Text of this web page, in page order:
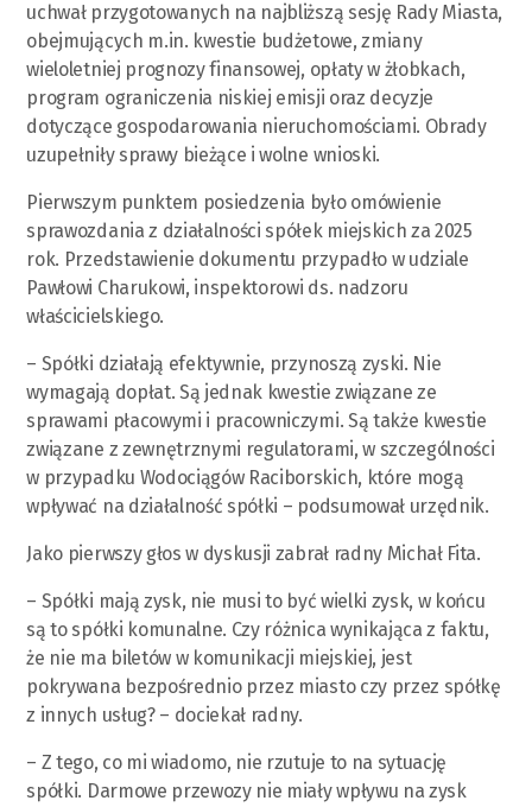
uchwał przygotowanych na najbliższą sesję Rady Miasta,
obejmujących m.in. kwestie budżetowe, zmiany
wieloletniej prognozy finansowej, opłaty w żłobkach,
program ograniczenia niskiej emisji oraz decyzje
dotyczące gospodarowania nieruchomościami. Obrady
uzupełniły sprawy bieżące i wolne wnioski.
Pierwszym punktem posiedzenia było omówienie
sprawozdania z działalności spółek miejskich za 2025
rok. Przedstawienie dokumentu przypadło w udziale
Pawłowi Charukowi, inspektorowi ds. nadzoru
właścicielskiego.
– Spółki działają efektywnie, przynoszą zyski. Nie
wymagają dopłat. Są jednak kwestie związane ze
sprawami płacowymi i pracowniczymi. Są także kwestie
związane z zewnętrznymi regulatorami, w szczególności
w przypadku Wodociągów Raciborskich, które mogą
wpływać na działalność spółki – podsumował urzędnik.
Jako pierwszy głos w dyskusji zabrał radny Michał Fita.
– Spółki mają zysk, nie musi to być wielki zysk, w końcu
są to spółki komunalne. Czy różnica wynikająca z faktu,
że nie ma biletów w komunikacji miejskiej, jest
pokrywana bezpośrednio przez miasto czy przez spółkę
z innych usług? – dociekał radny.
– Z tego, co mi wiadomo, nie rzutuje to na sytuację
spółki. Darmowe przewozy nie miały wpływu na zysk